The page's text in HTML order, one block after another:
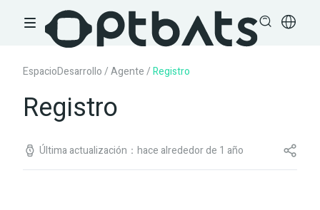
EspacioDesarrollo/Agente/Registro
Registro
Última actualización：hace alrededor de 1 año